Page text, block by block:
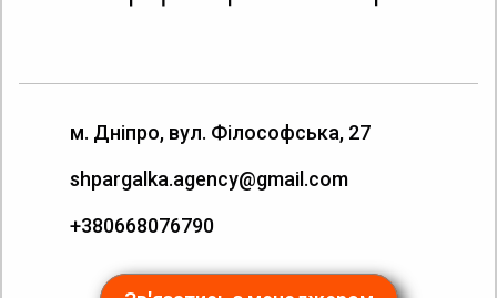
м. Дніпро, вул. Філософська, 27
shpargalka.agency@gmail.com
+380668076790